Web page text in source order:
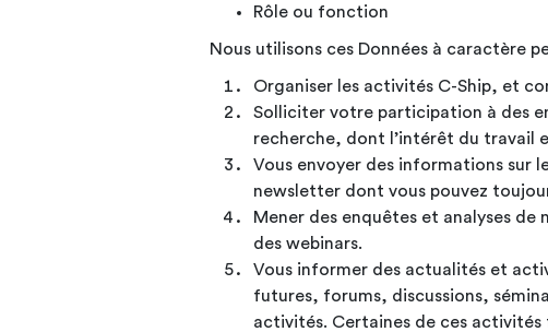
Rôle ou fonction
Nous utilisons ces Données à caractère
Organiser les activités C-Ship, et
Solliciter votre participation à des
recherche, dont l’intérêt du travail
Vous envoyer des informations sur
newsletter dont vous pouvez
Mener des enquêtes et analyses
des webinars.
Vous informer des actualités et
futures, forums, discussions,
activités. Certaines de ces